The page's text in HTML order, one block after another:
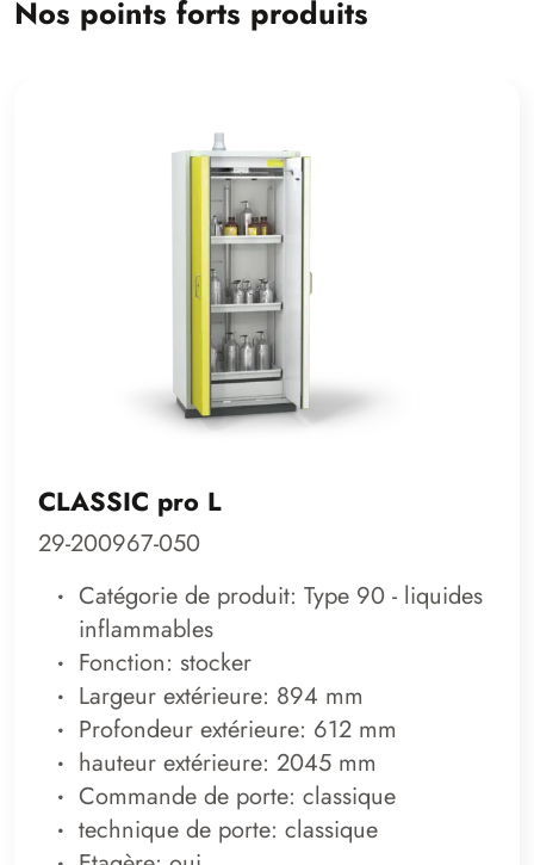
Nos points forts produits
CLASSIC pro L
29-200967-050
Catégorie de produit: Type 90 - liquides
inflammables
Fonction: stocker
Largeur extérieure: 894 mm
Profondeur extérieure: 612 mm
hauteur extérieure: 2045 mm
Commande de porte: classique
technique de porte: classique